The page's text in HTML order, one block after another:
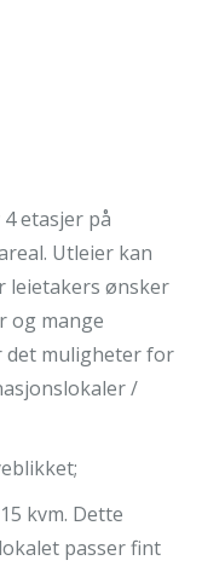
etasjer på
Utleier kan
leietakers ønsker
og mange
det muligheter for
/
kvm. Dette
passer fint